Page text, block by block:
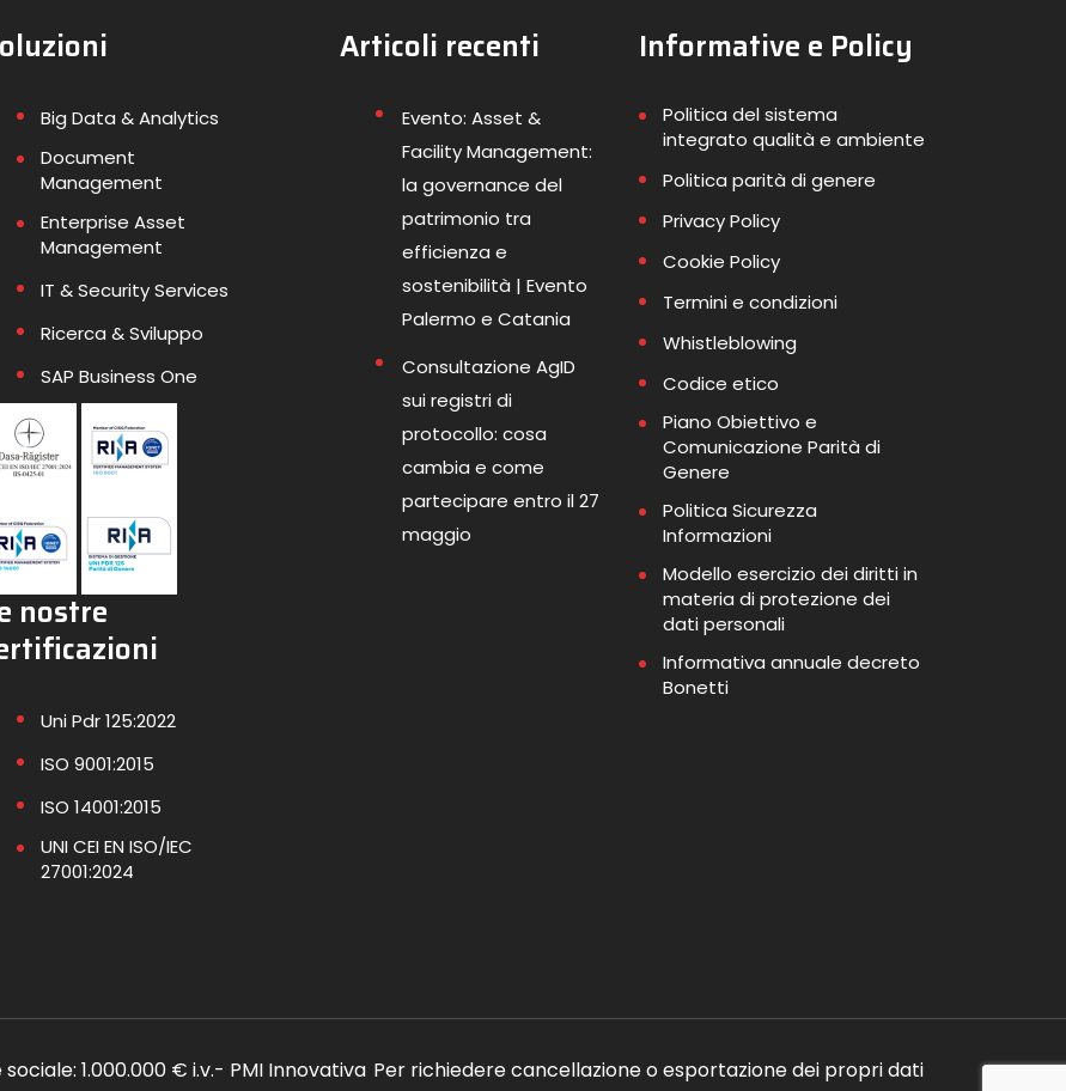
Big Data & Analytics
Document
Management
Enterprise Asset
Management
IT & Security Services
Ricerca & Sviluppo
SAP Business One
nostre
Uni Pdr 125:2022
ISO 9001:2015
ISO 14001:2015
UNI CEI EN ISO/IEC
27001:2024
Articoli recenti
Evento: Asset &
Facility Management:
la governance del
patrimonio tra
efficienza e
sostenibilità | Evento
Palermo e Catania
Consultazione AgID
sui registri di
protocollo: cosa
cambia e come
partecipare entro il 27
maggio
Informative e Policy
Politica del sistema
integrato qualità e ambiente
Politica parità di genere
Privacy Policy
Cookie Policy
Termini e condizioni
Whistleblowing
Codice etico
Piano Obiettivo e
Comunicazione Parità di
Genere
Politica Sicurezza
Informazioni
Modello esercizio dei diritti in
materia di protezione dei
dati personali
Informativa annuale decreto
Bonetti
1.000.000 € i.v.- PMI Innovativa Per richiedere cancellazione o esportazione dei propri dati